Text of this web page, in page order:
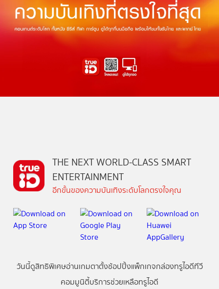
THE NEXT WORLD-CLASS SMART
ENTERTAINMENT
อีกขั้นของความบันเทิงระดับโลกตรงใจคุณ
วันนี้ดูสิทธิพิเศษอ่านเกมตาตั้งช้อปปิ้งแพ็กเกจกล่องทรูไอดีทีวี
คอมมูนิตี้บริการช่วยเหลือทรูไอดี